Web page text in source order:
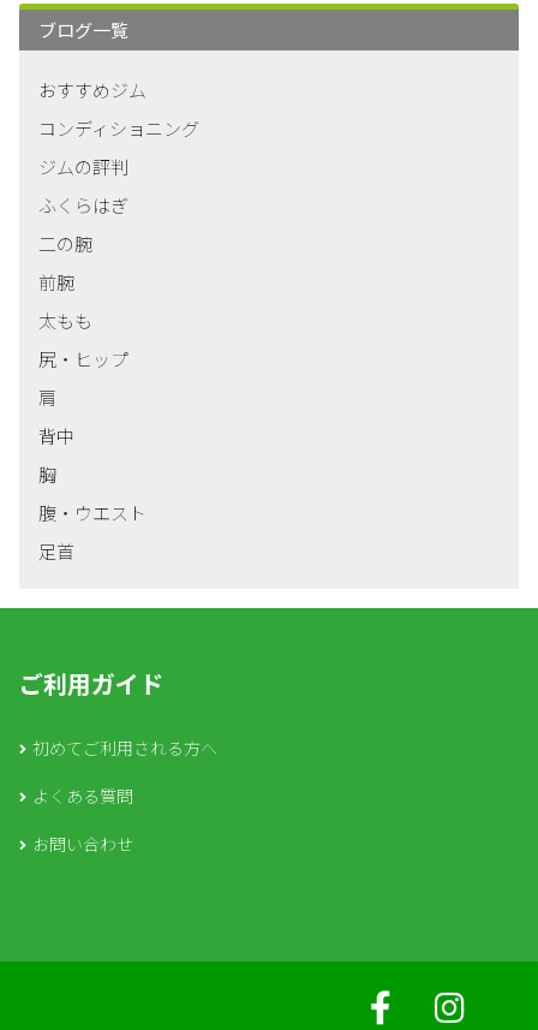
ブログ一覧
おすすめジム
コンディショニング
ジムの評判
ふくらはぎ
二の腕
前腕
太もも
尻・ヒップ
肩
背中
胸
腹・ウエスト
足首
ご利用ガイド
初めてご利用される方へ
よくある質問
お問い合わせ